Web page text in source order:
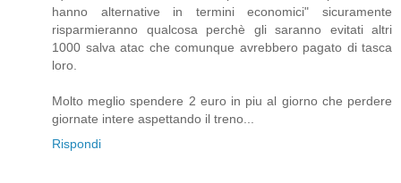
hanno alternative in termini economici" sicuramente
risparmieranno qualcosa perchè gli saranno evitati altri
1000 salva atac che comunque avrebbero pagato di tasca
loro.
Molto meglio spendere 2 euro in piu al giorno che perdere
giornate intere aspettando il treno...
Rispondi